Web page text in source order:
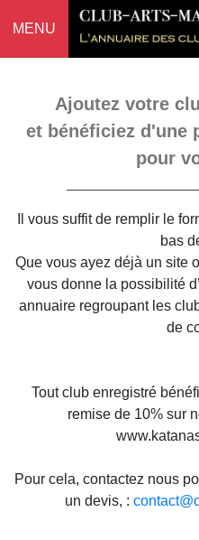
MENU
Ajoutez votre
et bénéficiez d'une
pour
Il vous suffit de remplir le
bas
Que vous ayez déjà un site
vous donne la possibilité
annuaire regroupant les
de
Tout club enregistré
remise de 10% sur
Pour cela, contactez nous
un devis, :